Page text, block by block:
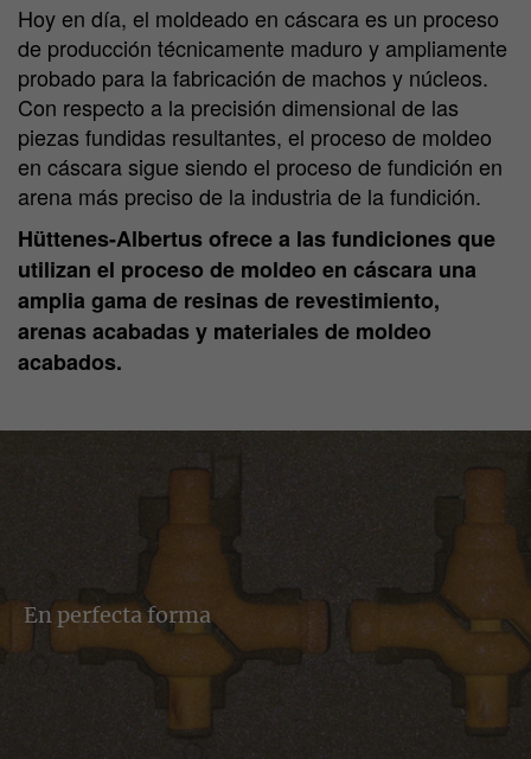
Hoy en día, el moldeado en cáscara es un proceso
de producción técnicamente maduro y ampliamente
probado para la fabricación de machos y núcleos.
Con respecto a la precisión dimensional de las
piezas fundidas resultantes, el proceso de moldeo
en cáscara sigue siendo el proceso de fundición en
arena más preciso de la industria de la fundición.
Hüttenes-Albertus ofrece a las fundiciones que
utilizan el proceso de moldeo en cáscara una
amplia gama de resinas de revestimiento,
arenas acabadas y materiales de moldeo
acabados.
En perfecta forma